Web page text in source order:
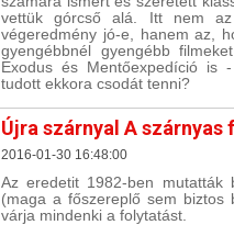
vettük górcső alá. Itt nem
végeredmény jó-e, hanem az,
gyengébbnél gyengébb
Exodus és Mentőexpedíció is
tudott ekkora csodát tenni?
Újra szárnyal A szárnyas
2016-01-30 16:48:00
Az eredetit 1982-ben
(maga a főszereplő sem biztos
várja mindenki a folytatást.